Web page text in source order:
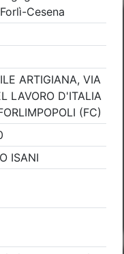
- Ordine:Forlì-
dal 8/8/2026
inseriti